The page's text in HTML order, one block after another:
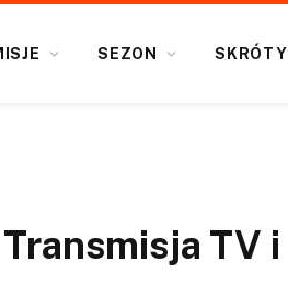
SEZON SKRÓTY
TV i